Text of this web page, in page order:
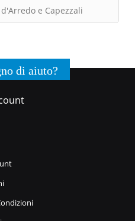
e Capezzali
di aiuto?